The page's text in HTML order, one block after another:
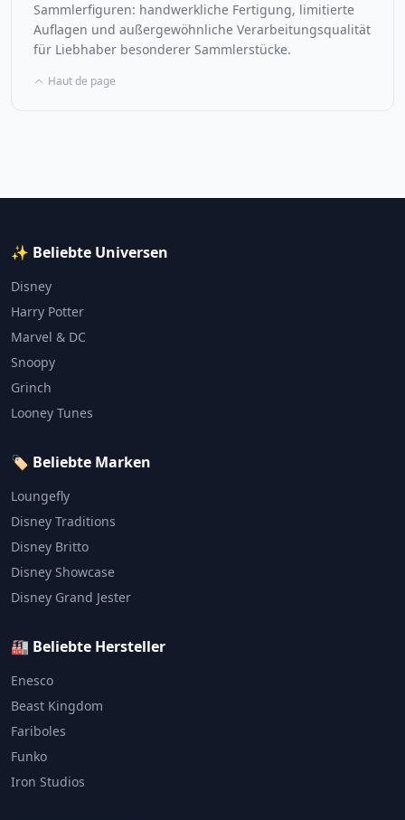
Sammlerfiguren: handwerkliche Fertigung, limitierte
Auflagen und außergewöhnliche Verarbeitungsqualität
für Liebhaber besonderer Sammlerstücke.
Haut de page
✨ Beliebte Universen
Disney
Harry Potter
Marvel & DC
Snoopy
Grinch
Looney Tunes
🏷️ Beliebte Marken
Loungefly
Disney Traditions
Disney Britto
Disney Showcase
Disney Grand Jester
🏭 Beliebte Hersteller
Enesco
Beast Kingdom
Fariboles
Funko
Iron Studios